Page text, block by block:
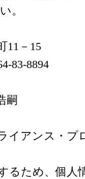
。
11－15
83-8894
嗣
イアンス・プ
るため、個人